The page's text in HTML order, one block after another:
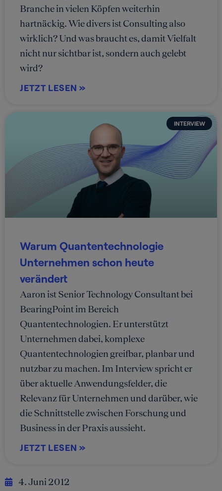
Branche in vielen Köpfen weiterhin
hartnäckig. Wie divers ist Consulting also
wirklich? Und was braucht es, damit Vielfalt
nicht nur sichtbar ist, sondern auch gelebt
wird?
JETZT LESEN »
INTERVIEW
Warum Quantentechnologie
Unternehmen schon heute
verändert
Aaron ist Senior Technology Consultant bei
BearingPoint im Bereich
Quantentechnologien. Er unterstützt
Unternehmen dabei, komplexe
Quantentechnologien greifbar, planbar und
nutzbar zu machen. Im Interview spricht er
über aktuelle Anwendungsfelder, die
Relevanz für Unternehmen und darüber, wie
die Schnittstelle zwischen Forschung und
Business in der Praxis aussieht.
JETZT LESEN »
4. Juni 2012